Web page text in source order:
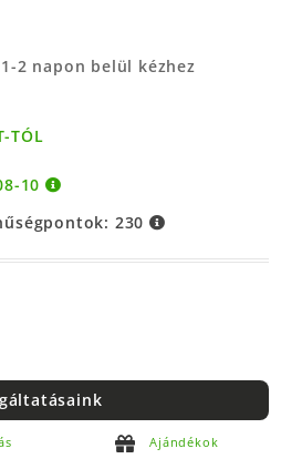
2 napon belül kézhez
TÓL
10
230
Ajándékok